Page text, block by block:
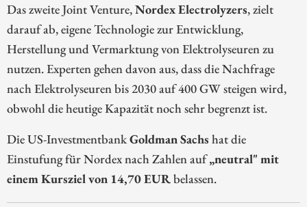
Das zweite Joint Venture,Nordex Electrolyzers, zielt
darauf ab, eigene Technologie zur Entwicklung,
Herstellung und Vermarktung von Elektrolyseuren zu
nutzen. Experten gehen davon aus, dass die Nachfrage
nach Elektrolyseuren bis 2030 auf 400 GW steigen wird,
obwohl die heutige Kapazität noch sehr begrenzt ist.
Die US-InvestmentbankGoldman Sachs hat die
Einstufung für Nordex nach Zahlen auf„neutral" mit
einem Kursziel von 14,70 EURbelassen.